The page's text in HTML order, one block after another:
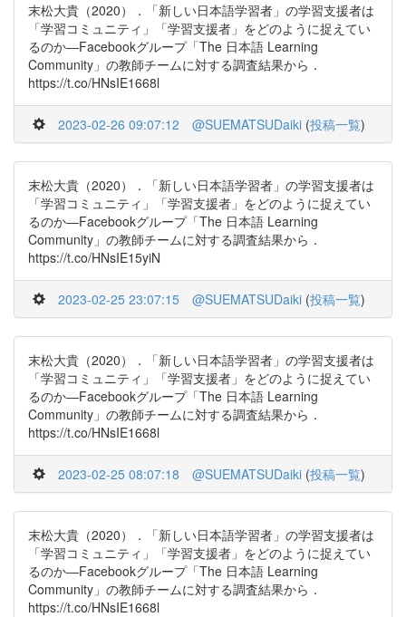
末松大貴（2020）．「新しい日本語学習者」の学習支援者は
「学習コミュニティ」「学習支援者」をどのように捉えてい
るのか―Facebookグループ「The 日本語 Learning
Community」の教師チームに対する調査結果から．
https://t.co/HNsIE1668l
2023-02-26 09:07:12 @SUEMATSUDaiki (投稿一覧)
末松大貴（2020）．「新しい日本語学習者」の学習支援者は
「学習コミュニティ」「学習支援者」をどのように捉えてい
るのか―Facebookグループ「The 日本語 Learning
Community」の教師チームに対する調査結果から．
https://t.co/HNsIE15yiN
2023-02-25 23:07:15 @SUEMATSUDaiki (投稿一覧)
末松大貴（2020）．「新しい日本語学習者」の学習支援者は
「学習コミュニティ」「学習支援者」をどのように捉えてい
るのか―Facebookグループ「The 日本語 Learning
Community」の教師チームに対する調査結果から．
https://t.co/HNsIE1668l
2023-02-25 08:07:18 @SUEMATSUDaiki (投稿一覧)
末松大貴（2020）．「新しい日本語学習者」の学習支援者は
「学習コミュニティ」「学習支援者」をどのように捉えてい
るのか―Facebookグループ「The 日本語 Learning
Community」の教師チームに対する調査結果から．
https://t.co/HNsIE1668l